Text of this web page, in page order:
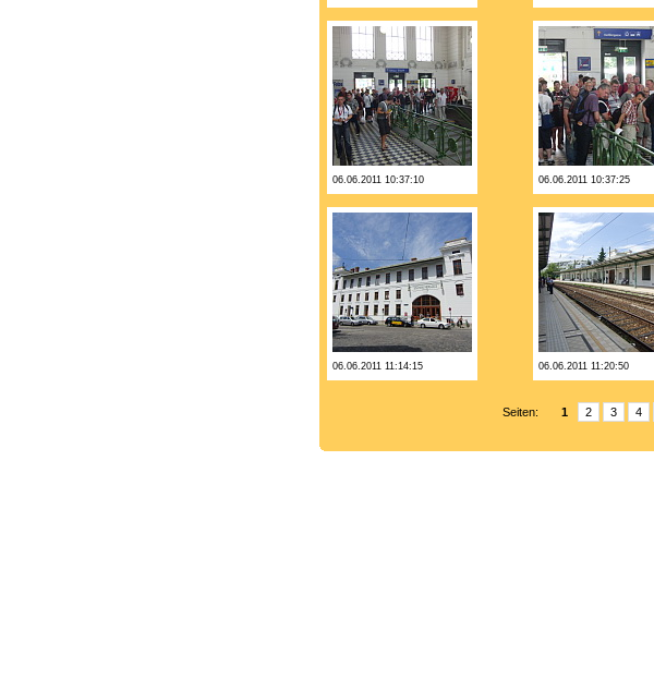
06.06.2011 10:37:10 06.06.2011 10:37:25
06.06.2011 11:14:15 06.06.2011 11:20:50
Seiten: 1 2 3 4